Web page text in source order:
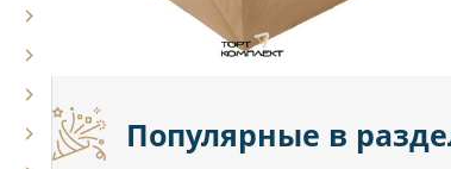
Популярные в